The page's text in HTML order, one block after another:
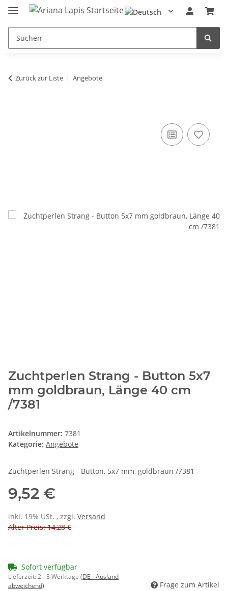
Zurück zur Liste Angebote
Zuchtperlen Strang - Button 5x7
mm goldbraun, Länge 40 cm
/7381
Artikelnummer: 7381
Kategorie: Angebote
Zuchtperlen Strang - Button, 5x7 mm, goldbraun /7381
9,52 €
inkl. 19% USt. , zzgl. Versand
Alter Preis: 14,28 €
Sofort verfügbar
Lieferzeit:2 - 3 Werktage (DE - Ausland
abweichend)
Frage zum Artikel